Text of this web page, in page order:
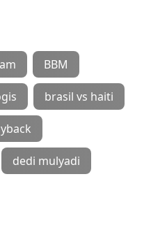
BBM
brasil vs haiti
dedi mulyadi